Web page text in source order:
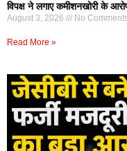
विपक्ष ने लगाए कमीशनखोरी के
August 3, 2026 No
Read More »